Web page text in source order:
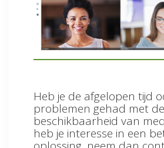
Heb je de afgelopen tijd
problemen gehad met de
beschikbaarheid van
heb je interesse in een